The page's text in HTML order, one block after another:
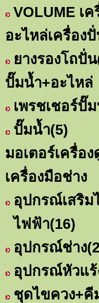
VOLUME เ
อะไหล่เครื่อง
ยางรองโถปั่น
ปั๊มน้ำ+อะไหล่
เพรชเชอร์ปั๊
ปั๊มน้ำ(5)
มอเตอร์เครื่อ
เครื่องมือช่าง
อุปกรณ์เสริม
ไฟฟ้า(16)
อุปกรณ์ช่าง
อุปกรณ์หัวแร้
ชุดไขควง+คี